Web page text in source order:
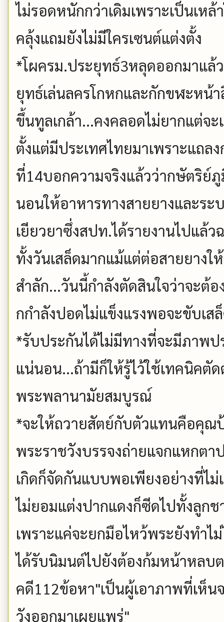
ไม่รอดหนักกว่าเดิมเพราะเป็นเห
คลุ้งแถมยังไม่มีใครเซนต์แต่งตั้ง
*โผครม.ประยุทธ์3หลุดออกมาแล้
ยุทธ์เล่นลครโกหกและกักขฬะหน้
ขึ้นทูลเกล้า...คงคลอดไม่ยากแต่
ตั้งแต่มีประเทศไทยมาเพราะแถ
ที่14บอกความจริงแล้วว่ากษัตริย์
นอนให้อาหารทางสายยางและร
เยียวยาซึ่งสปท.ได้รายงานไปแล้
ทั้งวันเสล็ดมากแม้แต่ต่อสายยางใ
สำลัก...วันนี้กำลังตัดสินใจว่าจะต้อ
กกำลังปอดไม่แข็งแรงพอจะขับเส
*รับประกันได้ไม่มีทางที่จะมีภาพ
แน่นอน...ถ้ามีก็ให้รู้ไว้ใช้เทคนิค
พระพลานามัยสมบูรณ์
*จะให้ถวายสัตย์กับตัวแทนคือคุณ
พระราชวังบรรจงถ่ายแจกแหกต
เกิดก็จัดกันแบบพอเพียงอย่างที่ไ
ไม่ยอมแต่งปากแดงก็ซีดไปทั้งลูก
เพราะแค่จะยกมือไหว้พระยังทำ
ได้รับนิมนต์ไปยังต้องก้มหน้าหลบต
คดี112ข้อหา"เป็นผู้เอาภาพที่เห็น
วังออกมาเผยแพร่"